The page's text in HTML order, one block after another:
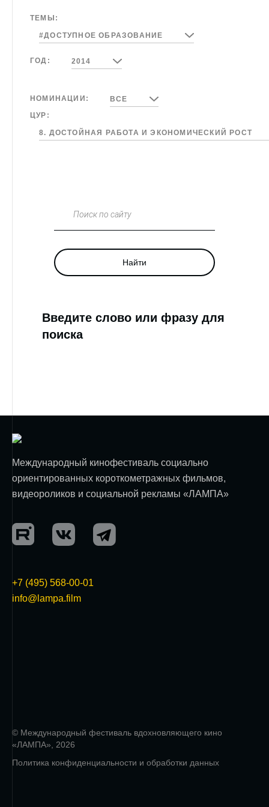
ТЕМЫ:
#ДОСТУПНОЕ ОБРАЗОВАНИЕ
ГОД: 2014
НОМИНАЦИИ:
ВСЕ
ЦУР:
8. ДОСТОЙНАЯ РАБОТА И ЭКОНОМИЧЕСКИЙ РОСТ
Поиск по сайту
Найти
Введите слово или фразу для
поиска
Международный кинофестиваль социально
ориентированных короткометражных фильмов,
видеороликов и социальной рекламы «ЛАМПА»
+7 (495) 568-00-01
info@lampa.film
© Международный фестиваль вдохновляющего кино
«ЛАМПА», 2026
Политика конфиденциальности и обработки данных